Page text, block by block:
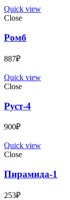
Quick view
Close
Ромб
887₽
Quick view
Close
Руст-4
900₽
Quick view
Close
Пирамида-1
253₽